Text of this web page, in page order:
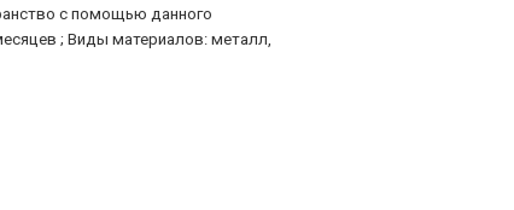
с помощью данного
; Виды материалов: металл,